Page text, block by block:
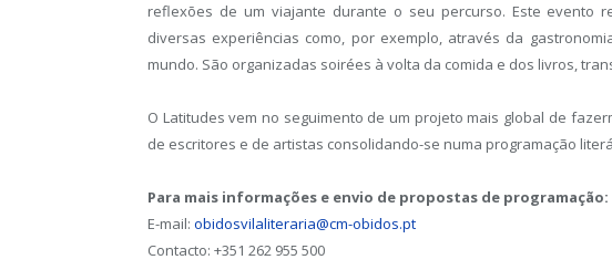
reflexões de um viajante durante o seu percurso. Este evento
diversas experiências como, por exemplo, através da
mundo. São organizadas soirées à volta da comida e dos livros,
O Latitudes vem no seguimento de um projeto mais global de
de escritores e de artistas consolidando-se numa programação
Para mais informações e envio de propostas de programação:
E-mail: obidosvilaliteraria@cm-obidos.pt
Contacto: +351 262 955 500